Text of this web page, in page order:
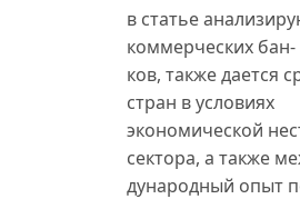
в статье
коммерческих бан-
ков, также дается
стран в условиях
экономической
сектора, а также
дународный опыт